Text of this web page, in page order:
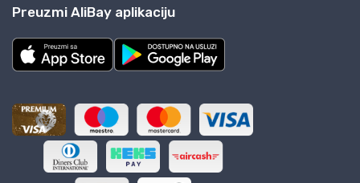
Preuzmi AliBay aplikaciju